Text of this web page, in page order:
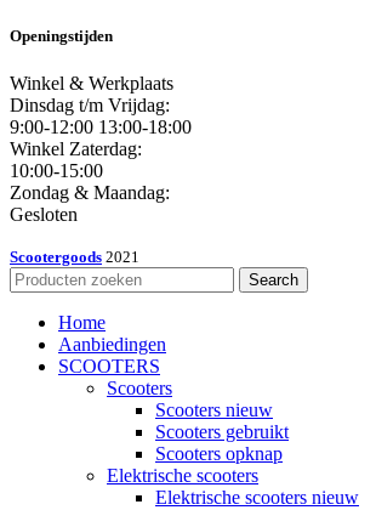
Openingstijden
Winkel & Werkplaats
Dinsdag t/m Vrijdag:
9:00-12:00 13:00-18:00
Winkel Zaterdag:
10:00-15:00
Zondag & Maandag:
Gesloten
Scootergoods 2021
Search
Home
Aanbiedingen
SCOOTERS
Scooters
Scooters nieuw
Scooters gebruikt
Scooters opknap
Elektrische scooters
Elektrische scooters nieuw